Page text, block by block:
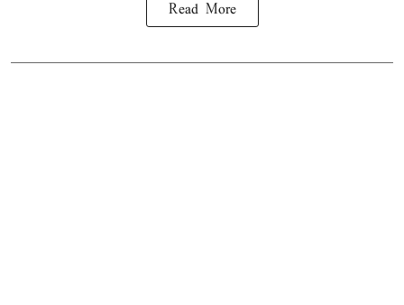
Read More